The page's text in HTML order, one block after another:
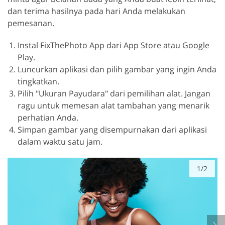
dan terima hasilnya pada hari Anda melakukan
pemesanan.
Instal FixThePhoto App dari App Store atau Google
Play.
Luncurkan aplikasi dan pilih gambar yang ingin Anda
tingkatkan.
Pilih "Ukuran Payudara" dari pemilihan alat. Jangan
ragu untuk memesan alat tambahan yang menarik
perhatian Anda.
Simpan gambar yang disempurnakan dari aplikasi
dalam waktu satu jam.
1/2